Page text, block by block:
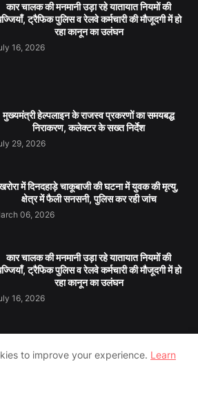
कार चालक की मनमानी उड़ा रहे यातायात नियमों की
ट्रैफिक पुलिस व रेलवे कर्मचारी की मौजूदगी में हो
रहा कानून का उलंघन
16, 2026
मुख्यमंत्री हेल्पलाइन के राजस्व प्रकरणों का समयबद्ध
निराकरण, कलेक्टर के सख्त निर्देश
29, 2026
में दिनदहाड़े चाकूबाजी की घटना में युवक की मृत्यु,
क्षेत्र में फैली सनसनी, पुलिस कर रही जांच
06, 2026
कार चालक की मनमानी उड़ा रहे यातायात नियमों की
ट्रैफिक पुलिस व रेलवे कर्मचारी की मौजूदगी में हो
रहा कानून का उलंघन
16, 2026
Contact Us
Privacy Policy
to improve your experience. Learn